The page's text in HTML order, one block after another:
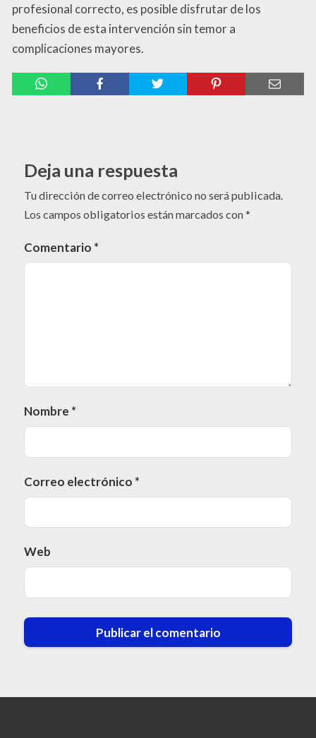
profesional correcto, es posible disfrutar de los
beneficios de esta intervención sin temor a
complicaciones mayores.
Deja una respuesta
Tu dirección de correo electrónico no será publicada.
Los campos obligatorios están marcados con*
Comentario *
Nombre *
Correo electrónico *
Web